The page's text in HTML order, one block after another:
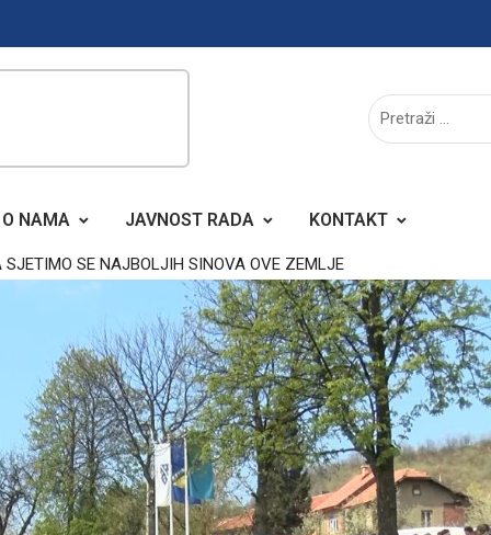
O NAMA JAVNOST RADA KONTAKT
SE NAJBOLJIH SINOVA OVE ZEMLJE